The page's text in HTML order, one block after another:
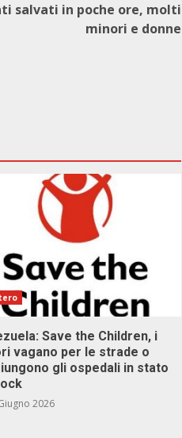
salvati in poche ore, molti
minori e donne
Save the Children, i
vagano per le strade o
gli ospedali in stato
2026